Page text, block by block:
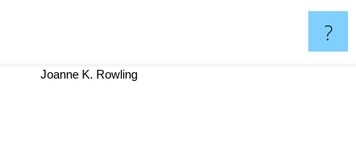
?
Joanne K. Rowling